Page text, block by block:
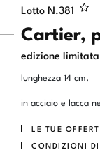
Lotto N.381
Cartier,
edizione
lunghezza 14 cm.
in acciaio e lacca
LE TUE
CONDIZIONI